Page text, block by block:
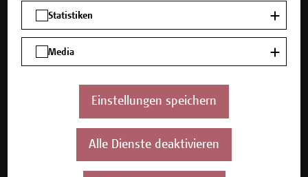
Seminare und Zertifikatsprogramme
Beratungsleistungen
Statistiken
Media
Einstellungen speichern
Alle Dienste deaktivieren